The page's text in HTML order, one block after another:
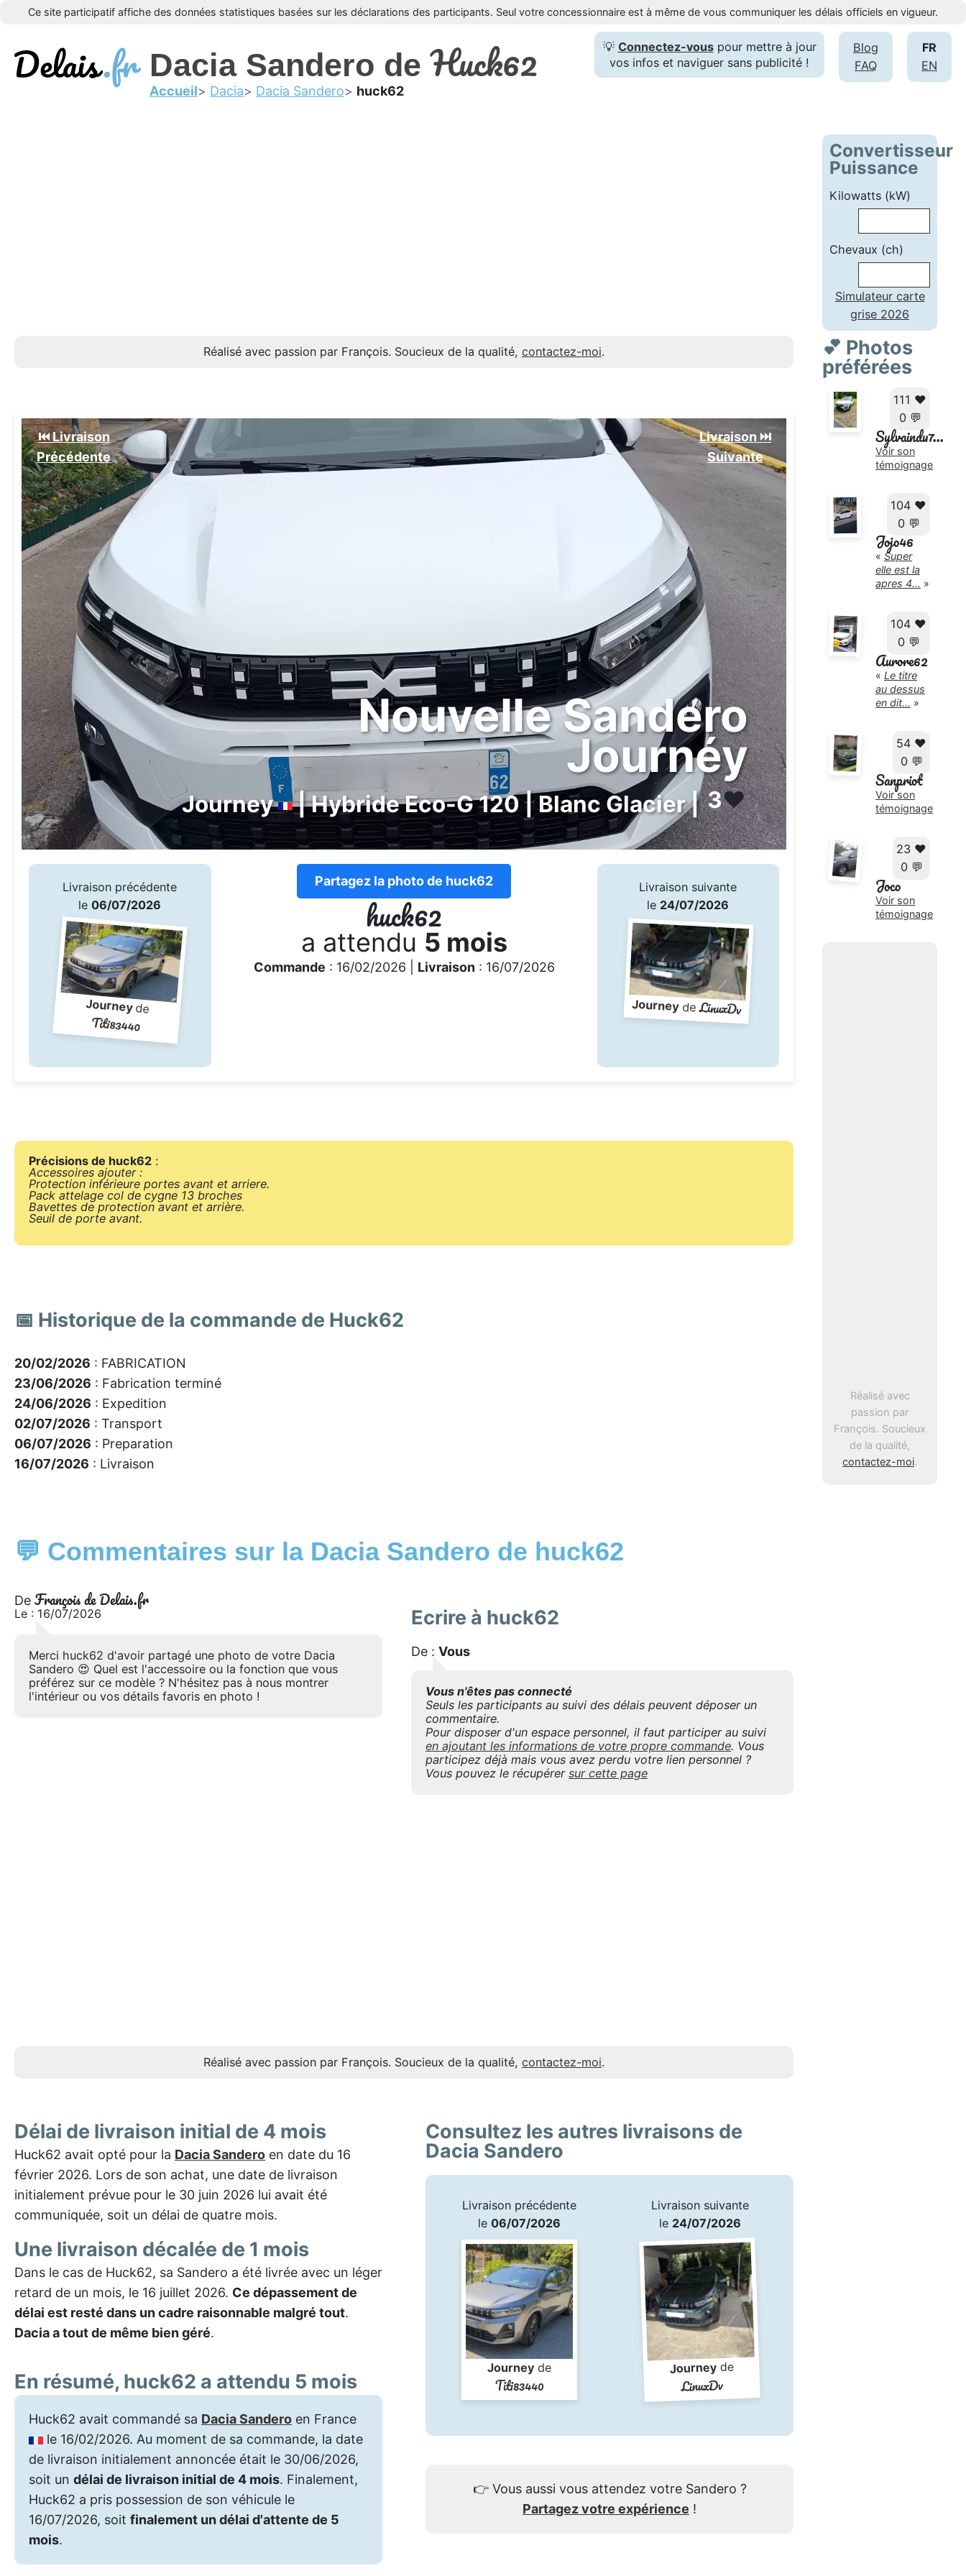
Ce site participatif affiche des données statistiques basées sur les déclarations des participants. Seul votre concessionnaire est à même de vous communiquer les délais officiels en vigueur.
FR
EN
Blog
FAQ
💡 Connectez-vouspour mettre à jour
vos infos et naviguer sans publicité !
Dacia Sandero deHuck62
Accueil Dacia Dacia Sandero huck62
Convertisseur
Puissance
Kilowatts (kW)
Chevaux (ch)
Simulateur carte
grise 2026
💕 Photos
préférées
111 ❤️
0 💬
Sylvaindu7...
Voir son
témoignage
104 ❤️
0 💬
Jojo46
« Super
elle est la
apres 4... »
104 ❤️
0 💬
Aurore62
« Le titre
au dessus
en dit... »
54 ❤️
0 💬
Sanpriot
Voir son
témoignage
23 ❤️
0 💬
Joco
Voir son
témoignage
Réalisé avec
passion par
François. Soucieux
de la qualité,
contactez-moi.
Réalisé avec passion par François. Soucieux de la qualité, contactez-moi.
⏮️ Livraison
Précédente
Livraison ⏭️
Suivante️
Nouvelle Sandero
Journéy
Journey | Hybride Eco-G 120 | Blanc Glacier |3❤️
Livraison précédente
le06/07/2026
Journeyde
Titi83440
Partagez la photo de huck62
huck62
a attendu 5 mois
Commande : 16/02/2026 | Livraison: 16/07/2026
Livraison suivante
le 24/07/2026
JourneydeLinuxDv
Précisions de huck62 :
Accessoires ajouter :
Protection inférieure portes avant et arriere.
Pack attelage col de cygne 13 broches
Bavettes de protection avant et arrière.
Seuil de porte avant.
📅 Historique de la commande de Huck62
20/02/2026 : FABRICATION
23/06/2026 : Fabrication terminé
24/06/2026 : Expedition
02/07/2026 : Transport
06/07/2026 : Preparation
16/07/2026 : Livraison
💬 Commentaires sur la Dacia Sandero de huck62
De François de Delais.fr
Le : 16/07/2026
Merci huck62 d'avoir partagé une photo de votre Dacia
Sandero 😍 Quel est l'accessoire ou la fonction que vous
préférez sur ce modèle ? N'hésitez pas à nous montrer
l'intérieur ou vos détails favoris en photo !
Ecrire à huck62
De : Vous
Vous n'êtes pas connecté
Seuls les participants au suivi des délais peuvent déposer un
commentaire.
Pour disposer d'un espace personnel, il faut participer au suivi
en ajoutant les informations de votre propre commande. Vous
participez déjà mais vous avez perdu votre lien personnel ?
Vous pouvez le récupérer sur cette page
Réalisé avec passion par François. Soucieux de la qualité, contactez-moi.
Délai de livraison initial de 4 mois
Huck62 avait opté pour la Dacia Sandero en date du 16
février 2026. Lors de son achat, une date de livraison
initialement prévue pour le 30 juin 2026 lui avait été
communiquée, soit un délai de quatre mois.
Une livraison décalée de 1 mois
Dans le cas de Huck62, sa Sandero a été livrée avec un léger
retard de un mois, le 16 juillet 2026. Ce dépassement de
délai est resté dans un cadre raisonnable malgré tout.
Dacia a tout de même bien géré.
En résumé, huck62 a attendu 5 mois
Huck62 avait commandé sa Dacia Sandero en France
le 16/02/2026. Au moment de sa commande, la date
de livraison initialement annoncée était le 30/06/2026,
soit un délai de livraison initial de 4 mois. Finalement,
Huck62 a pris possession de son véhicule le
16/07/2026, soit finalement un délai d'attente de 5
mois.
Consultez les autres livraisons de
Dacia Sandero
Livraison précédente
le 06/07/2026
Journey de
Titi83440
Livraison suivante
le 24/07/2026
Journeyde
LinuxDv
👉Vous aussi vous attendez votre Sandero ?
Partagez votre expérience !